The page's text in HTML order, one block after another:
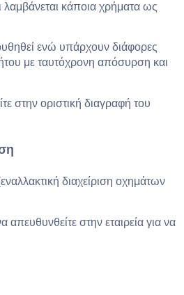
λαμβάνεται κάποια χρήματα ως
ενώ υπάρχουν διάφορες
με ταυτόχρονη απόσυρση και
στην οριστική διαγραφή του
διαχείριση οχημάτων
απευθυνθείτε στην εταιρεία για να